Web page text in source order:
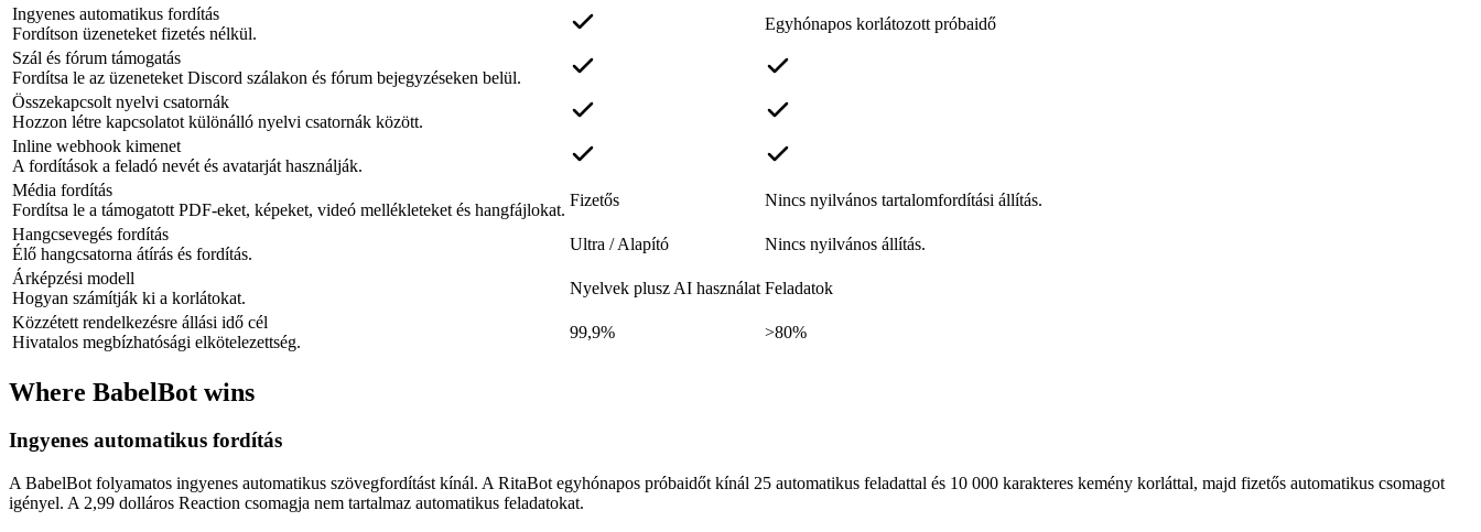
Ingyenes automatikus fordítás
Fordítson üzeneteket fizetés nélkül.
Egyhónapos korlátozott próbaidő
Szál és fórum támogatás
Fordítsa le az üzeneteket Discord szálakon és fórum bejegyzéseken belül.
Összekapcsolt nyelvi csatornák
Hozzon létre kapcsolatot különálló nyelvi csatornák között.
Inline webhook kimenet
A fordítások a feladó nevét és avatarját használják.
Média fordítás
Fordítsa le a támogatott PDF-eket, képeket, videó mellékleteket és hangfájlokat.
Fizetős
Nincs nyilvános tartalomfordítási állítás.
Hangcsevegés fordítás
Élő hangcsatorna átírás és fordítás.
Ultra / Alapító
Nincs nyilvános állítás.
Árképzési modell
Hogyan számítják ki a korlátokat.
Nyelvek plusz AI használat Feladatok
Közzétett rendelkezésre állási idő cél
Hivatalos megbízhatósági elkötelezettség.
99,9% >80%
Where BabelBot wins
Ingyenes automatikus fordítás
A BabelBot folyamatos ingyenes automatikus szövegfordítást kínál. A RitaBot egyhónapos próbaidőt kínál 25 automatikus feladattal és 10 000 karakteres kemény korláttal, majd fizetős automatikus csomagot
igényel. A 2,99 dolláros Reaction csomagja nem tartalmaz automatikus feladatokat.